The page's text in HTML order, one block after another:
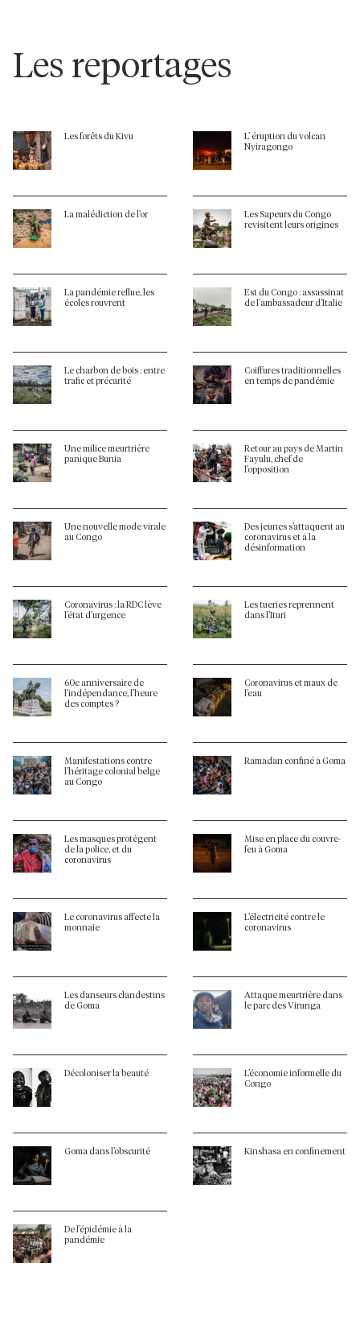
Les reportages
Les forêts du Kivu
L’ éruption du volcan
Nyiragongo
La malédiction de l’or
Les Sapeurs du Congo
revisitent leurs origines
La pandémie reflue, les
écoles rouvrent
Est du Congo : assassinat
de l'ambassadeur d'Italie
Le charbon de bois : entre
trafic et précarité
Coiffures traditionnelles
en temps de pandémie
Une milice meurtrière
panique Bunia
Retour au pays de Martin
Fayulu, chef de
l’opposition
Une nouvelle mode virale
au Congo
Des jeunes s’attaquent au
coronavirus et à la
désinformation
Coronavirus : la RDC lève
l’état d’urgence
Les tueries reprennent
dans l’Ituri
60e anniversaire de
l’indépendance, l’heure
des comptes ?
Coronavirus et maux de
l’eau
Manifestations contre
l’héritage colonial belge
au Congo
Ramadan confiné à Goma
Les masques protègent
de la police, et du
coronavirus
Mise en place du couvre-
feu à Goma
Le coronavirus affecte la
monnaie
L’électricité contre le
coronavirus
Les danseurs clandestins
de Goma
Attaque meurtrière dans
le parc des Virunga
Décoloniser la beauté
L’économie informelle du
Congo
Goma dans l’obscurité Kinshasa en confinement
De l’épidémie à la
pandémie